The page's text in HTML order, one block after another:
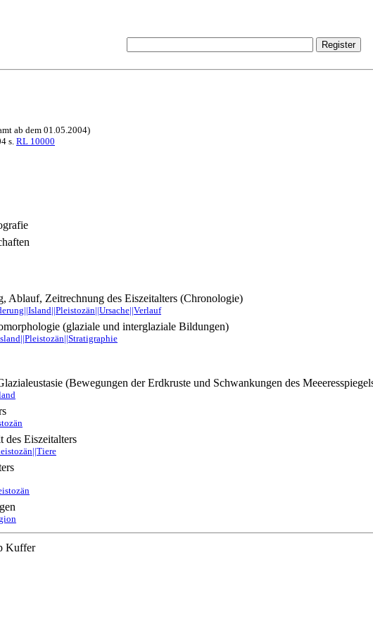
ab dem 01.05.2004)
s. RL 10000
Ablauf, Zeitrechnung des Eiszeitalters (Chronologie)
(glaziale und interglaziale Bildungen)
(Bewegungen der Erdkruste und Schwankungen des
des Eiszeitalters
Kuffer